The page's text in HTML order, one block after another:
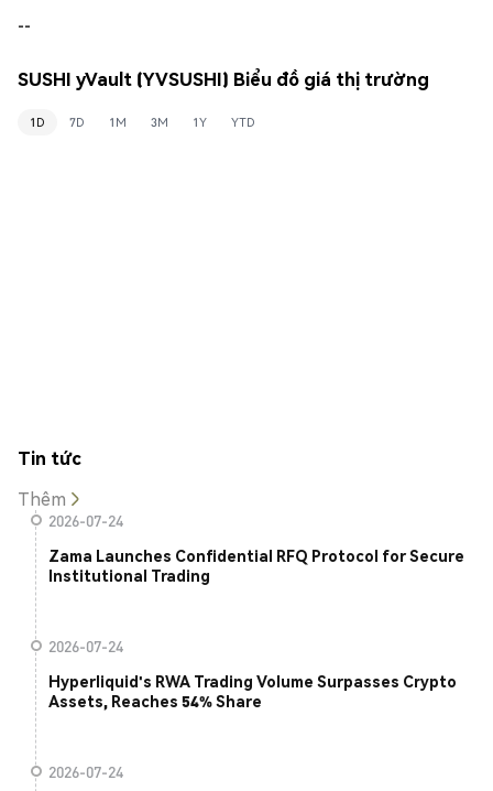
--
SUSHI yVault (YVSUSHI) Biểu đồ giá thị trường
1D 7D 1M 3M 1Y YTD
Tin tức
Thêm
2026-07-24
Zama Launches Confidential RFQ Protocol for Secure
Institutional Trading
2026-07-24
Hyperliquid's RWA Trading Volume Surpasses Crypto
Assets, Reaches 54% Share
2026-07-24